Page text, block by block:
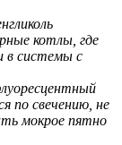
котлы, где
в системы с
по свечению, не
мокрое пятно